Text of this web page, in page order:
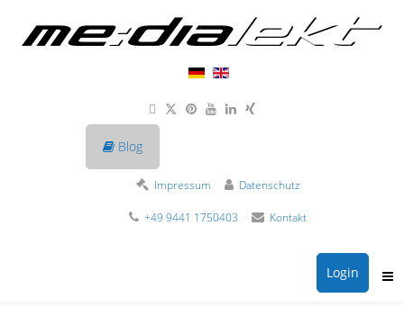
Blog
Impressum Datenschutz
+49 9441 1750403 Kontakt
Login